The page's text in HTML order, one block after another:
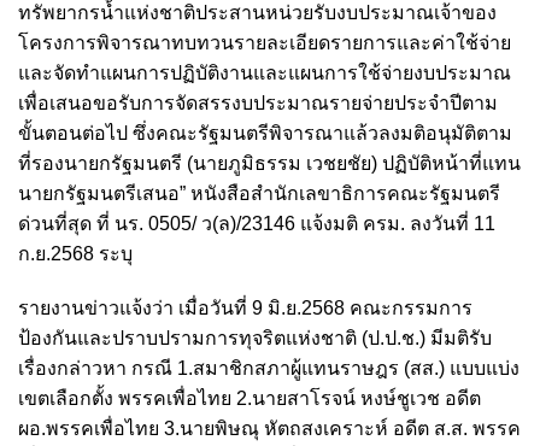
ทรัพยากรน้ำแห่งชาติประสานหน่วยรับงบประมาณเจ้าของ
โครงการพิจารณาทบทวนรายละเอียดรายการและค่าใช้จ่าย
และจัดทำแผนการปฏิบัติงานและแผนการใช้จ่ายงบประมาณ
เพื่อเสนอขอรับการจัดสรรงบประมาณรายจ่ายประจำปีตาม
ขั้นตอนต่อไป ซึ่งคณะรัฐมนตรีพิจารณาแล้วลงมติอนุมัติตาม
ที่รองนายกรัฐมนตรี (นายภูมิธรรม เวชยชัย) ปฏิบัติหน้าที่แทน
นายกรัฐมนตรีเสนอ” หนังสือสำนักเลขาธิการคณะรัฐมนตรี
ด่วนที่สุด ที่ นร. 0505/ ว(ล)/23146 แจ้งมติ ครม. ลงวันที่ 11
ก.ย.2568 ระบุ
รายงานข่าวแจ้งว่า เมื่อวันที่ 9 มิ.ย.2568 คณะกรรมการ
ป้องกันและปราบปรามการทุจริตแห่งชาติ (ป.ป.ช.) มีมติรับ
เรื่องกล่าวหา กรณี 1.สมาชิกสภาผู้แทนราษฎร (สส.) แบบแบ่ง
เขตเลือกตั้ง พรรคเพื่อไทย 2.นายสาโรจน์ หงษ์ชูเวช อดีต
ผอ.พรรคเพื่อไทย 3.นายพิษณุ หัตถสงเคราะห์ อดีต ส.ส. พรรค